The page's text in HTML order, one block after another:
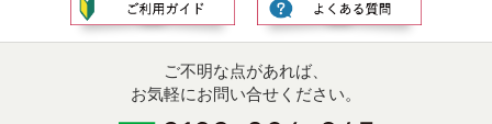
ご不明な点があれば、
お気軽にお問い合せください。